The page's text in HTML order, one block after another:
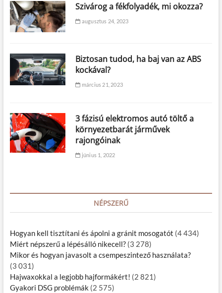
Szivárog a fékfolyadék, mi okozza?
augusztus 24, 2023
Biztosan tudod, ha baj van az ABS
kockával?
március 21, 2023
3 fázisú elektromos autó töltő a
környezetbarát járművek
rajongóinak
június 1, 2022
NÉPSZERŰ
Hogyan kell tisztítani és ápolni a gránit mosogatót (4 434)
Miért népszerű a lépésálló nikecell? (3 278)
Mikor és hogyan javasolt a csempeszintező használata?
(3 031)
Hajwaxokkal a legjobb hajformákért! (2 821)
Gyakori DSG problémák (2 575)